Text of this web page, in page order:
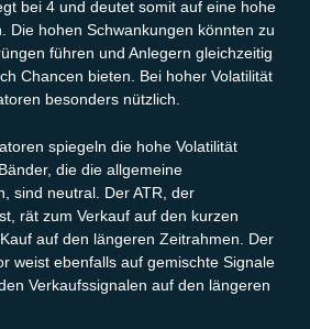
bei 4 und deutet somit auf eine hohe
Die hohen Schwankungen könnten zu
führen und Anlegern gleichzeitig
Chancen bieten. Bei hoher Volatilität
besonders nützlich.
spiegeln die hohe Volatilität
die die allgemeine
sind neutral. Der ATR, der
rät zum Verkauf auf den kurzen
auf den längeren Zeitrahmen. Der
weist ebenfalls auf gemischte Signale
Verkaufssignalen auf den längeren